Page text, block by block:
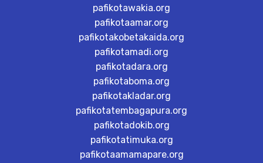
pafikotawakia.org
pafikotaamar.org
pafikotakobetakaida.org
pafikotamadi.org
pafikotadara.org
pafikotaboma.org
pafikotakladar.org
pafikotatembagapura.org
pafikotadokib.org
pafikotatimuka.org
pafikotaamamapare.org